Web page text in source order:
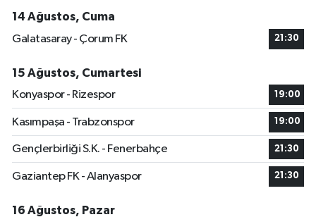
14 Ağustos, Cuma
Galatasaray - Çorum FK
21:30
15 Ağustos, Cumartesi
Konyaspor - Rizespor
19:00
Kasımpaşa - Trabzonspor 19:00
Gençlerbirliği S.K. - Fenerbahçe 21:30
Gaziantep FK - Alanyaspor 21:30
16 Ağustos, Pazar